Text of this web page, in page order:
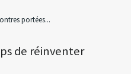
portées...
de réinventer